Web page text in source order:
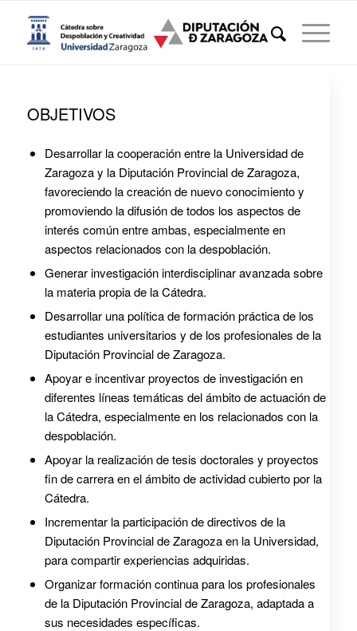
OBJETIVOS
Desarrollar la cooperación entre la Universidad de
Zaragoza y la Diputación Provincial de Zaragoza,
favoreciendo la creación de nuevo conocimiento y
promoviendo la difusión de todos los aspectos de
interés común entre ambas, especialmente en
aspectos relacionados con la despoblación.
Generar investigación interdisciplinar avanzada sobre
la materia propia de la Cátedra.
Desarrollar una política de formación práctica de los
estudiantes universitarios y de los profesionales de la
Diputación Provincial de Zaragoza.
Apoyar e incentivar proyectos de investigación en
diferentes líneas temáticas del ámbito de actuación de
la Cátedra, especialmente en los relacionados con la
despoblación.
Apoyar la realización de tesis doctorales y proyectos
fin de carrera en el ámbito de actividad cubierto por la
Cátedra.
Incrementar la participación de directivos de la
Diputación Provincial de Zaragoza en la Universidad,
para compartir experiencias adquiridas.
Organizar formación continua para los profesionales
de la Diputación Provincial de Zaragoza, adaptada a
sus necesidades específicas.